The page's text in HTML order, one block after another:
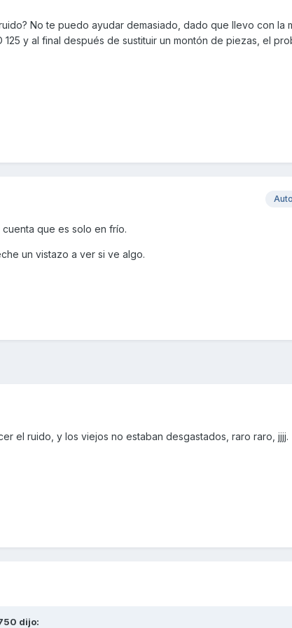
No te puedo ayudar demasiado, dado que llevo con la
y al final después de sustituir un montón de piezas, el
que es solo en frío.
un vistazo a ver si ve algo.
el ruido, y los viejos no estaban desgastados, raro raro, jjjj.
dijo: